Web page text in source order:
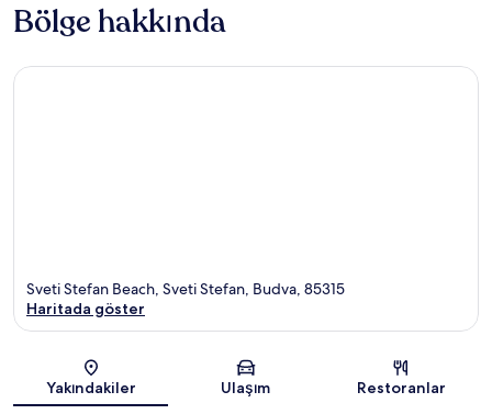
Bölge hakkında
Harita
Sveti Stefan Beach, Sveti Stefan, Budva, 85315
Haritada göster
Yakındakiler Ulaşım Restoranlar